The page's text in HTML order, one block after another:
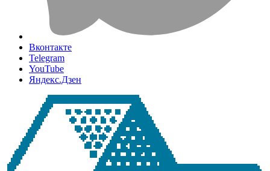
Вконтакте
Telegram
YouTube
Яндекс.Дзен